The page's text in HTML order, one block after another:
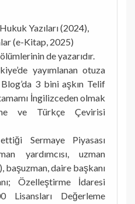
Yazıları (2024),
(e-Kitap, 2025)
de yazarıdır.
yayımlanan otuza
3 bini aşkın Telif
İngilizceden olmak
ve Türkçe Çevirisi
Sermaye Piyasası
yardımcısı, uzman
başuzman, daire başkanı
Özelleştirme İdaresi
Lisansları Değerleme